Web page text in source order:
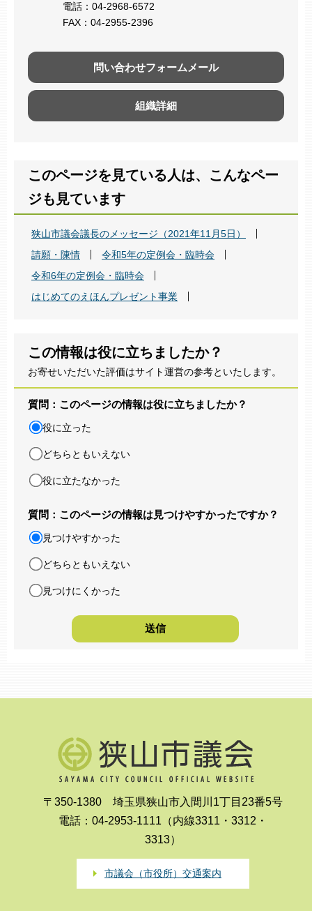
電話：04-2968-6572
FAX：04-2955-2396
問い合わせフォームメール
組織詳細
このページを見ている人は、こんなペー
ジも見ています
狭山市議会議長のメッセージ（2021年11月5日）
請願・陳情
令和5年の定例会・臨時会
令和6年の定例会・臨時会
はじめてのえほんプレゼント事業
この情報は役に立ちましたか？
お寄せいただいた評価はサイト運営の参考といたします。
質問：このページの情報は役に立ちましたか？
役に立った
どちらともいえない
役に立たなかった
質問：このページの情報は見つけやすかったですか？
見つけやすかった
どちらともいえない
見つけにくかった
〒350-1380 埼玉県狭山市入間川1丁目23番5号
電話：04-2953-1111（内線3311・3312・
3313）
市議会（市役所）交通案内